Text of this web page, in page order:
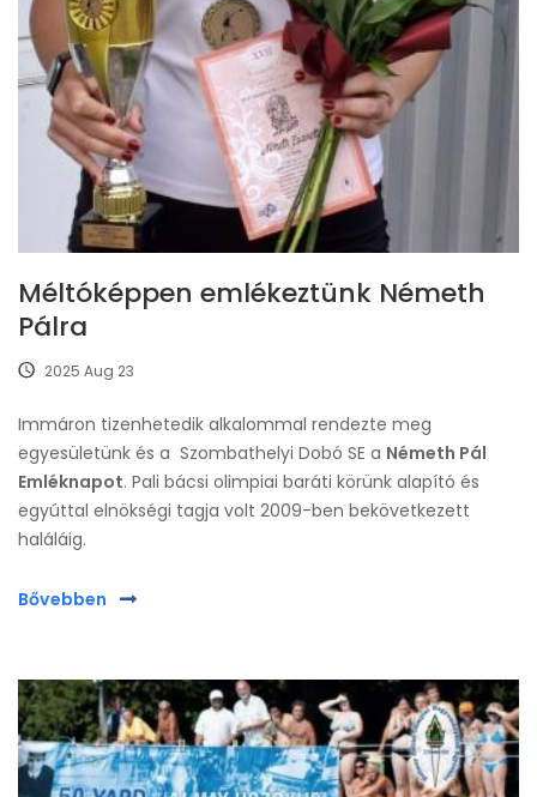
Méltóképpen emlékeztünk Németh
Pálra
2025 Aug 23
Immáron tizenhetedik alkalommal rendezte meg
egyesületünk és a Szombathelyi Dobó SE a Németh Pál
Emléknapot. Pali bácsi olimpiai baráti körünk alapító és
egyúttal elnökségi tagja volt 2009-ben bekövetkezett
haláláig.
Bővebben